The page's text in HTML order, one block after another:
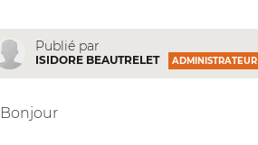
Publié par
ISIDORE BEAUTRELET ADMINISTRATEUR
Bonjour